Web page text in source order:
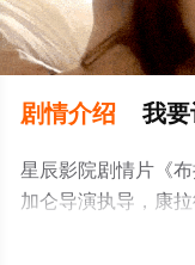
剧情介绍 我
星辰影院剧情片《
加仑导演执导，康
格尼丝·埃斯特黑齐,